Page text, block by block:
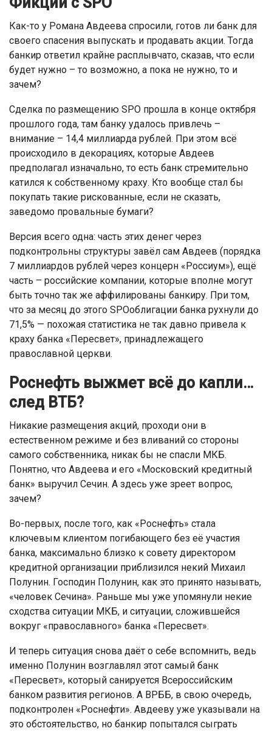
Как-то у Романа Авдеева спросили, готов ли банк для
своего спасения выпускать и продавать акции. Тогда
банкир ответил крайне расплывчато, сказав, что если
будет нужно – то возможно, а пока не нужно, то и
зачем?
Сделка по размещению SPO прошла в конце октября
прошлого года, там банку удалось привлечь –
внимание – 14,4 миллиарда рублей. При этом всё
происходило в декорациях, которые Авдеев
предполагал изначально, то есть банк стремительно
катился к собственному краху. Кто вообще стал бы
покупать такие рискованные, если не сказать,
заведомо провальные бумаги?
Версия всего одна: часть этих денег через
подконтрольны структуры завёл сам Авдеев (порядка
7 миллиардов рублей через концерн «Россиум»), ещё
часть – российские компании, которые вполне могут
быть точно так же аффилированы банкиру. При том,
что за месяц до этого SPOоблигации банка рухнули до
71,5% — похожая статистика не так давно привела к
краху банка «Пересвет», принадлежащего
православной церкви.
Роснефть выжмет всё до капли…
след ВТБ?
Никакие размещения акций, проходи они в
естественном режиме и без вливаний со стороны
самого собственника, никак бы не спасли МКБ.
Понятно, что Авдеева и его «Московский кредитный
банк» выручил Сечин. А здесь уже зреет вопрос,
зачем?
Во-первых, после того, как «Роснефть» стала
ключевым клиентом погибающего без её участия
банка, максимально близко к совету директором
кредитной организации приблизился некий Михаил
Полунин. Господин Полунин, как это принято называть,
«человек Сечина». Раньше мы уже упомянули некие
сходства ситуации МКБ, и ситуации, сложившейся
вокруг «православного» банка «Пересвет».
И теперь ситуация снова даёт о себе вспомнить, ведь
именно Полунин возглавлял этот самый банк
«Пересвет», который санируется Всероссийским
банком развития регионов. А ВРББ, в свою очередь,
подконтролен «Роснефти». Авдееву уже указывали на
это обстоятельство, но банкир попытался сыграть